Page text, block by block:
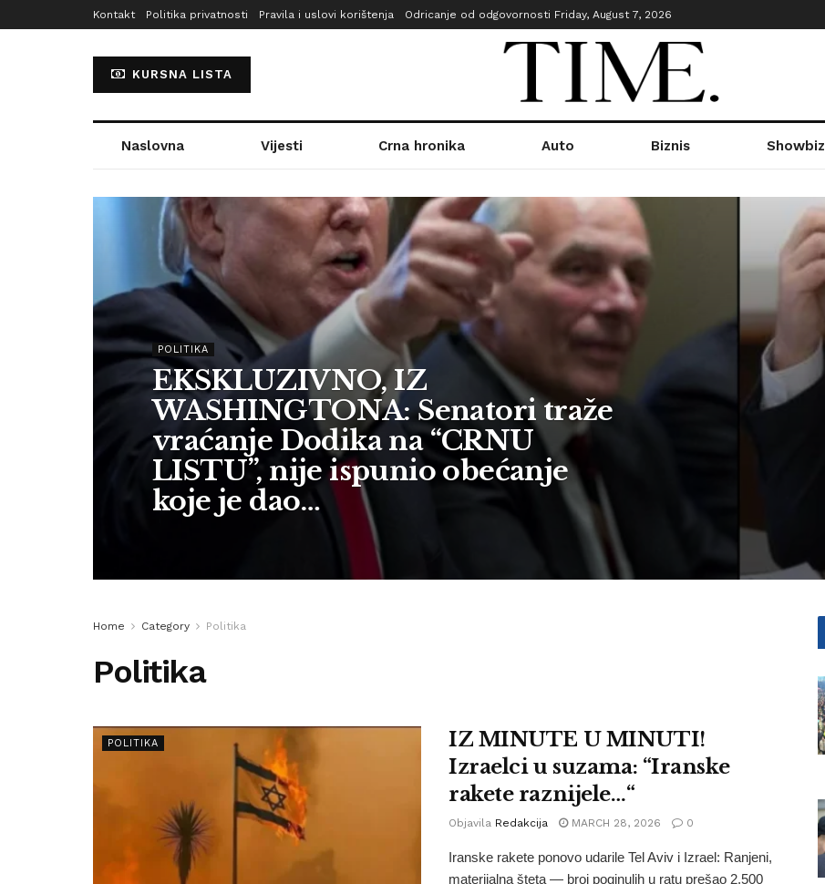
Kontakt Politika privatnosti Pravila i uslovi korištenja Odricanje od odgovornosti Friday, August 7, 2026
KURSNA LISTA
Naslovna Vijesti Crna hronika Auto Biznis Showbiz
POLITIKA
EKSKLUZIVNO, IZ
WASHINGTONA: Senatori traže
vraćanje Dodika na “CRNU
LISTU”, nije ispunio obećanje
koje je dao…
Home Category Politika
Politika
POLITIKA
IZ MINUTE U MINUTI!
Izraelci u suzama: “Iranske
rakete raznijele…“
Objavila Redakcija MARCH 28, 2026 0
Iranske rakete ponovo udarile Tel Aviv i Izrael: Ranjeni,
materijalna šteta — broj poginulih u ratu prešao 2.500